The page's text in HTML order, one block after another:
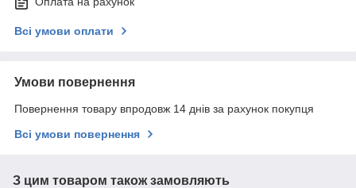
Всі умови оплати
Умови повернення
Повернення товару впродовж 14 днів за рахунок покупця
Всі умови повернення
З цим товаром також замовляють